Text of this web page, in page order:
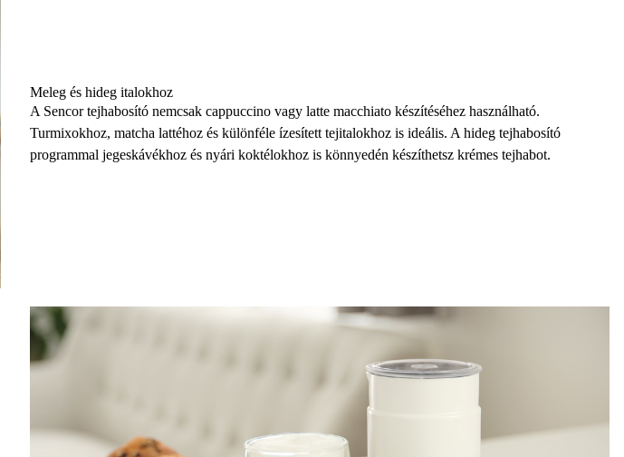
Meleg és hideg italokhoz
A Sencor tejhabosító nemcsak cappuccino vagy latte macchiato készítéséhez használható.
Turmixokhoz, matcha lattéhoz és különféle ízesített tejitalokhoz is ideális. A hideg tejhabosító
programmal jegeskávékhoz és nyári koktélokhoz is könnyedén készíthetsz krémes tejhabot.